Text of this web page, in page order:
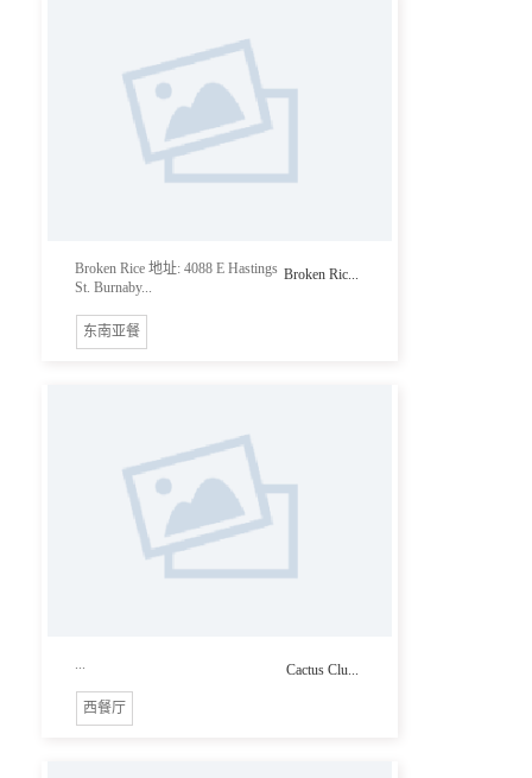
Broken Ric...
Broken Rice 地址: 4088 E Hastings
St. Burnaby...
东南亚餐
Cactus Clu...
西餐厅